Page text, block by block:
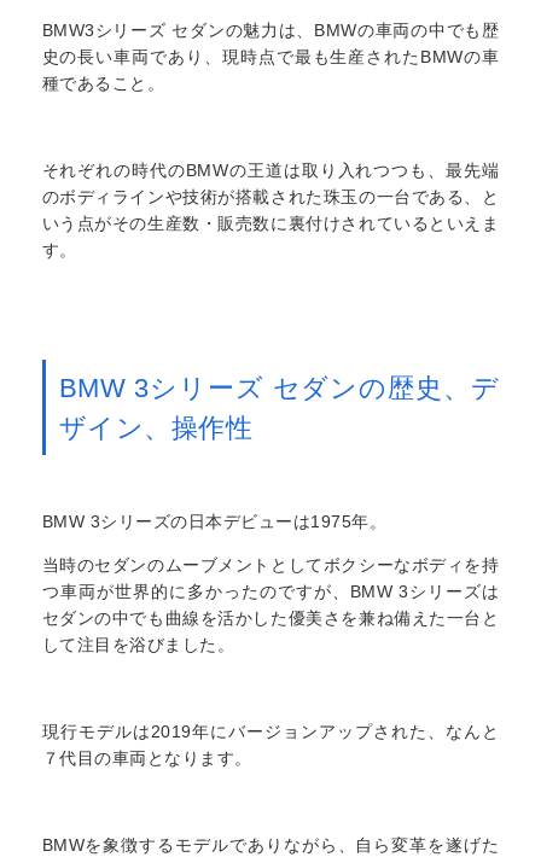
BMW3シリーズ セダンの魅力は、BMWの車両の中でも歴
史の長い車両であり、現時点で最も生産されたBMWの車
種であること。
それぞれの時代のBMWの王道は取り入れつつも、最先端
のボディラインや技術が搭載された珠玉の一台である、と
いう点がその生産数・販売数に裏付けされているといえま
す。
BMW 3シリーズ セダンの歴史、デ
ザイン、操作性
BMW 3シリーズの日本デビューは1975年。
当時のセダンのムーブメントとしてボクシーなボディを持
つ車両が世界的に多かったのですが、BMW 3シリーズは
セダンの中でも曲線を活かした優美さを兼ね備えた一台と
して注目を浴びました。
現行モデルは2019年にバージョンアップされた、なんと
７代目の車両となります。
BMWを象徴するモデルでありながら、自ら変革を遂げた